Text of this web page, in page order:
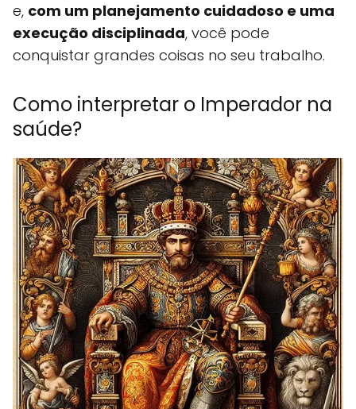
e, com um planejamento cuidadoso e uma
execução disciplinada, você pode
conquistar grandes coisas no seu trabalho.
Como interpretar o Imperador na
saúde?